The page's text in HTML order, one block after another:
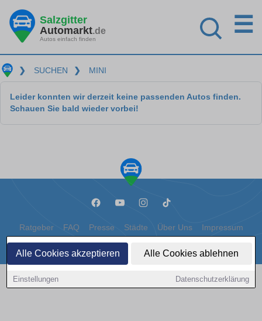
Alle Cookies akzeptieren Alle Cookies ablehnen
Einstellungen Datenschutzerklärung
Salzgitter
Automarkt.de
Autos einfach finden
☰
❯ SUCHEN ❯ MINI
Leider konnten wir derzeit keine passenden Autos finden.
Schauen Sie bald wieder vorbei!
Ratgeber FAQ Presse Städte Über Uns Impressum
Datenschutz Cookies
Copyright © 2000 - 2026 | 1A Infosysteme GmbH | Content by: 1a-sites-autos